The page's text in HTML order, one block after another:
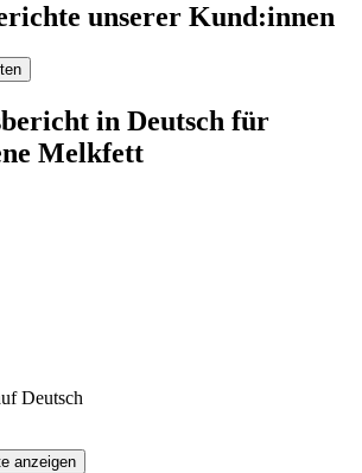
unserer Kund:innen
in Deutsch für
Melkfett
Deutsch
anzeigen